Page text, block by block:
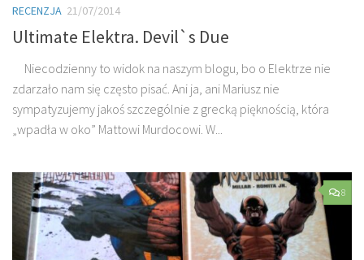
RECENZJA 21/07/2014
Ultimate Elektra. Devil`s Due
Niecodzienny to widok na naszym blogu, bo o Elektrze nie
zdarzało nam się często pisać. Ani ja, ani Mariusz nie
sympatyzujemy jakoś szczególnie z grecką pięknością, która
„wpadła w oko” Mattowi Murdocowi. W...
8